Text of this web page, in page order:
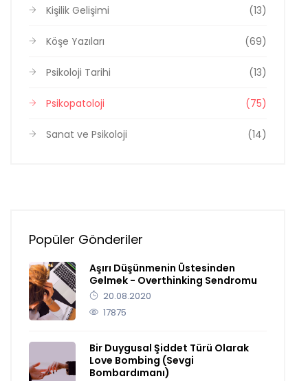
Kişilik Gelişimi (13)
Köşe Yazıları (69)
Psikoloji Tarihi (13)
Psikopatoloji (75)
Sanat ve Psikoloji (14)
Popüler Gönderiler
Aşırı Düşünmenin Üstesinden
Gelmek - Overthinking Sendromu
20.08.2020
17875
Bir Duygusal Şiddet Türü Olarak
Love Bombing (Sevgi
Bombardımanı)